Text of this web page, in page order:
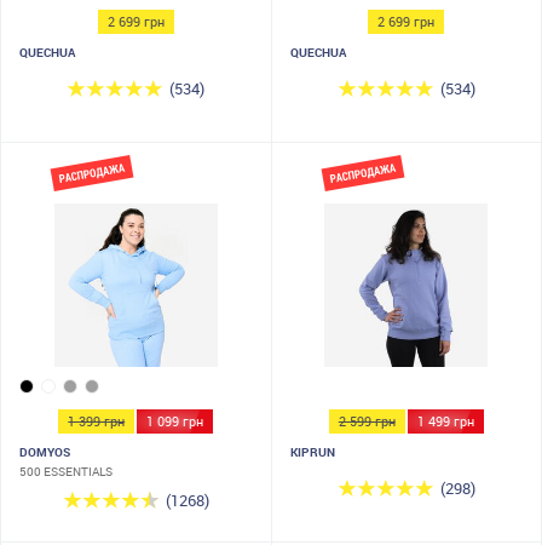
2 699 грн
QUECHUA
(534)
2 699 грн
QUECHUA
(534)
1 399 грн 1 099 грн
DOMYOS
500 ESSENTIALS
(1268)
2 599 грн 1 499 грн
KIPRUN
(298)